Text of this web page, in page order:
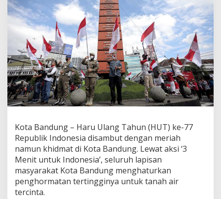
B
a
n
d
u
g
P
u
n
y
a
r
s
e
m
b
a
h
Kota Bandung – Haru Ulang Tahun (HUT) ke-77
Republik Indonesia disambut dengan meriah
namun khidmat di Kota Bandung. Lewat aksi ‘3
Menit untuk Indonesia’, seluruh lapisan
masyarakat Kota Bandung menghaturkan
penghormatan tertingginya untuk tanah air
tercinta.